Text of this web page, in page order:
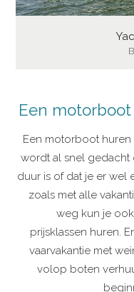
Een
Een motorboot
wordt al snel gedacht
duur is of dat je er wel
zoals met alle
weg kun je
prijsklassen huren.
vaarvakantie met
volop boten